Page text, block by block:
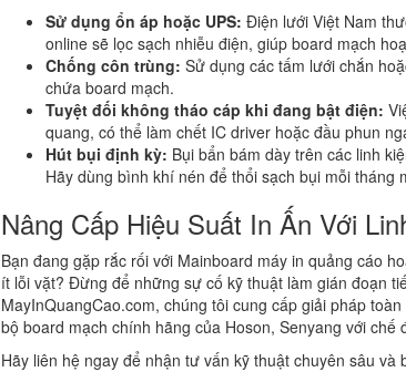
Sử dụng ổn áp hoặc UPS: Điện lưới Việt Nam
online sẽ lọc sạch nhiễu điện, giúp board mạch
Chống côn trùng: Sử dụng các tấm lưới chắn
chứa board mạch.
Tuyệt đối không tháo cáp khi đang bật điện:
quang, có thể làm chết IC driver hoặc đầu phun
Hút bụi định kỳ: Bụi bẩn bám dày trên các linh
Hãy dùng bình khí nén để thổi sạch bụi mỗi tháng
Nâng Cấp Hiệu Suất In Ấn Với
Bạn đang gặp rắc rối với Mainboard máy in quảng cáo
ít lỗi vặt? Đừng để những sự cố kỹ thuật làm gián đoạn
MayInQuangCao.com, chúng tôi cung cấp giải pháp
bộ board mạch chính hãng của Hoson, Senyang với chế
Hãy liên hệ ngay để nhận tư vấn kỹ thuật chuyên sâu và